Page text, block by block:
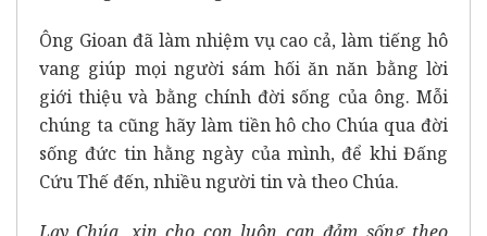
Ông Gioan đã làm nhiệm vụ cao cả, làm tiếng hô
vang giúp mọi người sám hối ăn năn bằng lời
giới thiệu và bằng chính đời sống của ông. Mỗi
chúng ta cũng hãy làm tiền hô cho Chúa qua đời
sống đức tin hằng ngày của mình, để khi Đấng
Cứu Thế đến, nhiều người tin và theo Chúa.